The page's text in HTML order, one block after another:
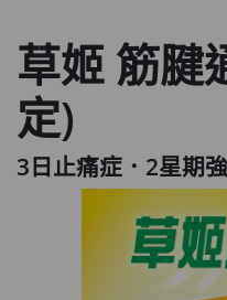
草姬 筋腱
定)
3日止痛症．2星期